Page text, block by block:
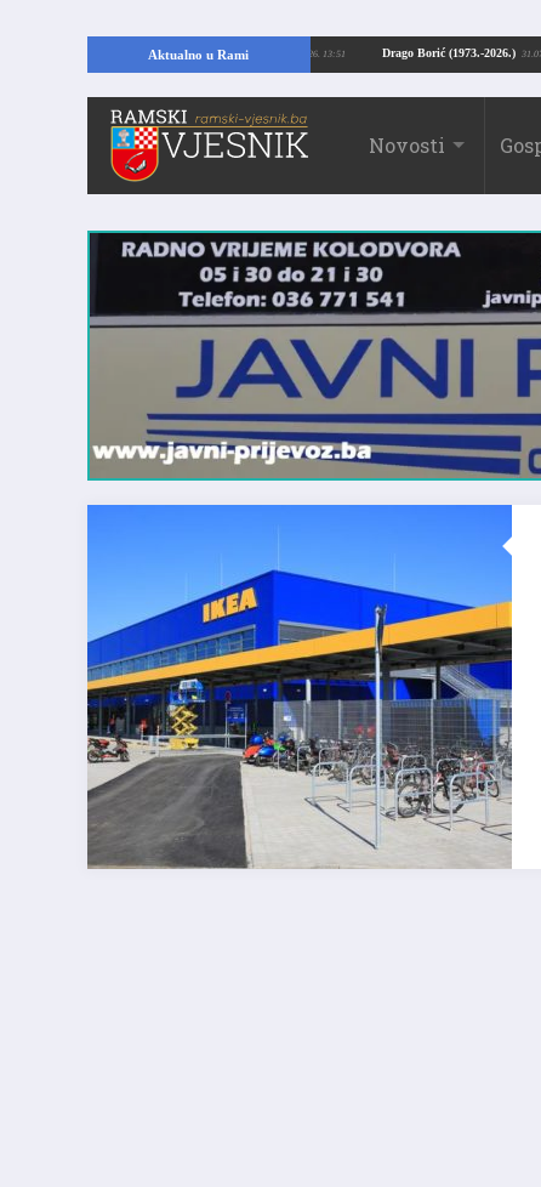
Aktualno u Rami Drago Borić
temelje kuće, pronašao vrijedne arheološke ostatke 24.07.2026. 13:51
Novosti